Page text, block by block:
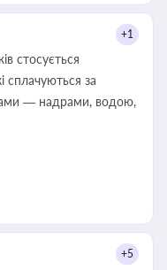
+1
стосується
сплачуються за
— надрами, водою,
+5